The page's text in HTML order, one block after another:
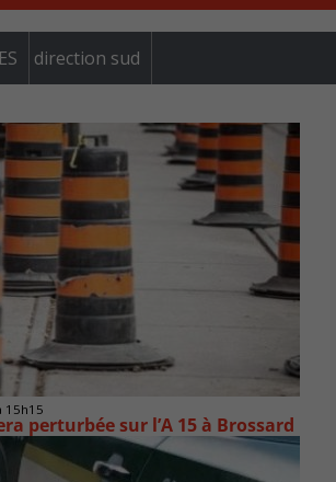
direction sud
15h15
perturbée sur l’A 15 à Brossard